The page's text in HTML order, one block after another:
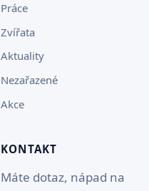
Práce
Zvířata
Aktuality
Nezařazené
Akce
KONTAKT
Máte dotaz, nápad na